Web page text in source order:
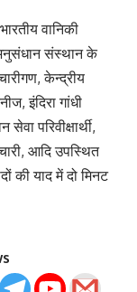
वानिकी
संस्थान के
केन्द्रीय
इंदिरा गांधी
परिवीक्षार्थी,
आदि उपस्थित
की याद में दो मिनट